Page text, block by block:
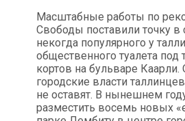
Масштабные работы по
Свободы поставили точку в
некогда популярного у
общественного туалета под
кортов на бульваре Каарли.
городские власти
не оставят. В нынешнем
разместить восемь новых